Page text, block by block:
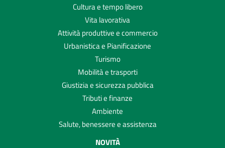
Cultura e tempo libero
Vita lavorativa
Attività produttive e commercio
Urbanistica e Pianificazione
Turismo
Mobilità e trasporti
Giustizia e sicurezza pubblica
Tributi e finanze
Ambiente
Salute, benessere e assistenza
NOVITÀ